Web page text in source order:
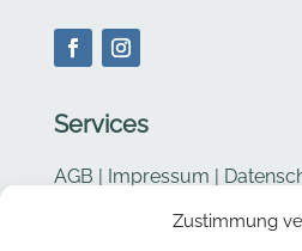
Zustimmung
Services
AGB | Impressum |
Cookie Richtlinie